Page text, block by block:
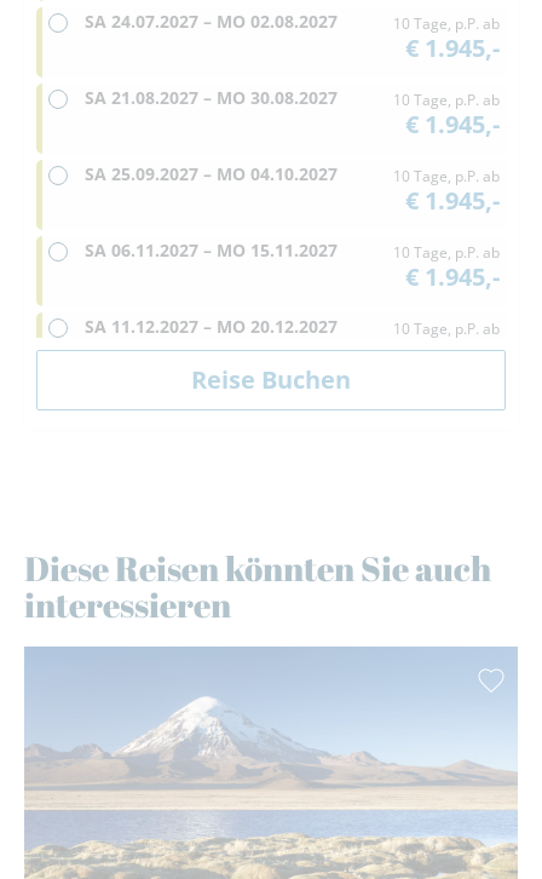
SA 24.07.2027 – MO 02.08.2027 10 Tage, p.P. ab
€ 1.945,-
SA 21.08.2027 – MO 30.08.2027 10 Tage, p.P. ab
€ 1.945,-
SA 25.09.2027 – MO 04.10.2027 10 Tage, p.P. ab
€ 1.945,-
SA 06.11.2027 – MO 15.11.2027 10 Tage, p.P. ab
€ 1.945,-
SA 11.12.2027 – MO 20.12.2027 10 Tage, p.P. ab
€ 1.945,-
Diese Reisen könnten Sie auch
interessieren